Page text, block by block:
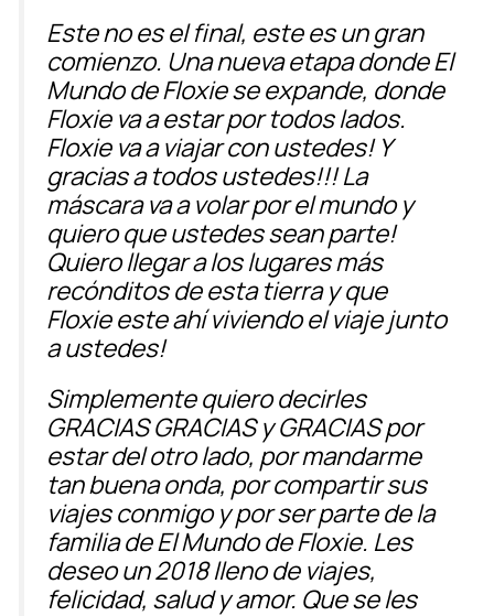
Este no es el final, este es un gran
comienzo. Una nueva etapa donde El
Mundo de Floxie se expande, donde
Floxie va a estar por todos lados.
Floxie va a viajar con ustedes! Y
gracias a todos ustedes!!! La
máscara va a volar por el mundo y
quiero que ustedes sean parte!
Quiero llegar a los lugares más
recónditos de esta tierra y que
Floxie este ahí viviendo el viaje junto
a ustedes!
Simplemente quiero decirles
GRACIAS GRACIAS y GRACIAS por
estar del otro lado, por mandarme
tan buena onda, por compartir sus
viajes conmigo y por ser parte de la
familia de El Mundo de Floxie. Les
deseo un 2018 lleno de viajes,
felicidad, salud y amor. Que se les